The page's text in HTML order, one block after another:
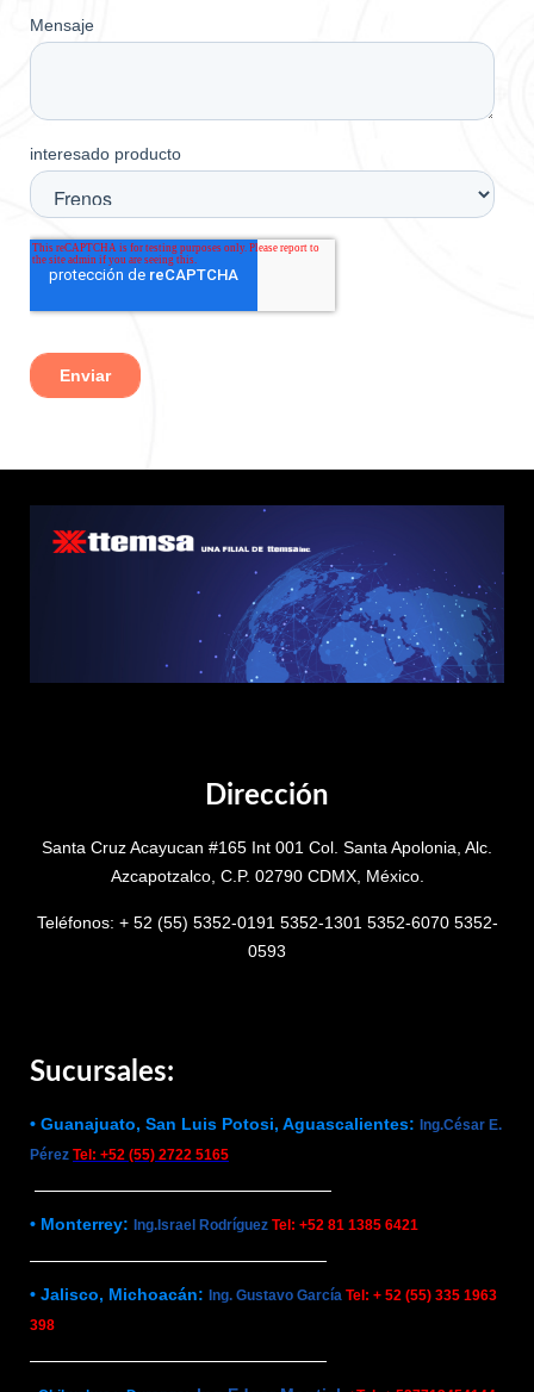
Dirección
Santa Cruz Acayucan #165 Int 001 Col. Santa Apolonia, Alc.
Azcapotzalco, C.P. 02790 CDMX, México.
Teléfonos: + 52 (55) 5352-0191 5352-1301 5352-6070 5352-
0593
Sucursales:
• Guanajuato, San Luis Potosi, Aguascalientes: Ing.César E.
Pérez Tel: +52 (55) 2722 5165
• Monterrey: Ing.Israel Rodríguez Tel: +52 81 1385 6421
• Jalisco, Michoacán: Ing. Gustavo García Tel: + 52 (55) 335 1963
398